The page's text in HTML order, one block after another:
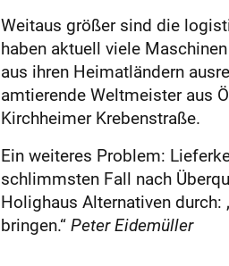
Weitaus größer sind die
haben aktuell viele
aus ihren Heimatländern
amtierende Weltmeister aus
Kirchheimer Krebenstraße.
Ein weiteres Problem:
schlimmsten Fall nach
Holighaus Alternativen durch:
bringen.“Peter Eidemüller